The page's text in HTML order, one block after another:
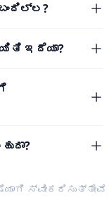
ಇದೆಯಾ?
ಸ್ವೀಕರಿಸುತ್ತೇವೆ